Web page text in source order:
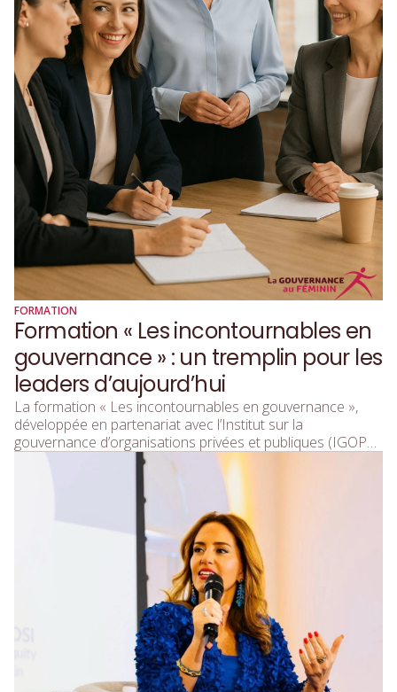
FORMATION
Formation « Les incontournables en
gouvernance » : un tremplin pour les
leaders d’aujourd’hui
La formation « Les incontournables en gouvernance »,
développée en partenariat avec l’Institut sur la
gouvernance d’organisations privées et publiques (IGOPP),
s’adresse aux personnes qui souhaitent approfondir leurs
connaissances sur le fonctionnement des conseils